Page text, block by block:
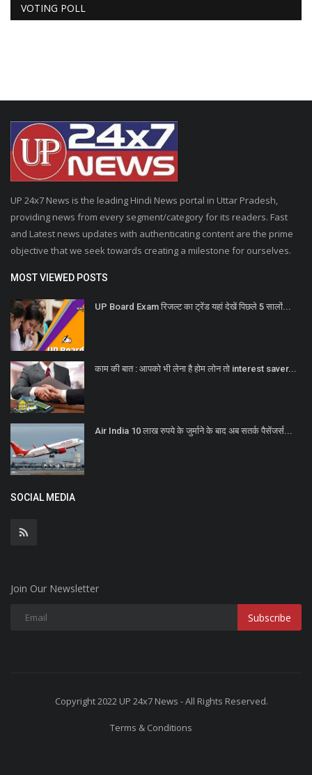
VOTING POLL
UP 24x7 News is the leading Hindi News portal in Uttar Pradesh,
providing news from every segment/category for its readers. Fast
and Latest news updates with authenticating content are the prime
objective that we seek towards creating a milestone for ourselves.
MOST VIEWED POSTS
UP Board Exam रिजल्ट का ट्रेंड यहां देखें पिछले 5 सालों...
काम की बात : आपको भी लेना है होम लोन तो interest saver...
Air India 10 लाख रुपये के जुर्माने के बाद अब सतर्क पैसेंजर्स...
SOCIAL MEDIA
Join Our Newsletter
Subscribe
Copyright 2022 UP 24x7 News - All Rights Reserved.
Terms & Conditions